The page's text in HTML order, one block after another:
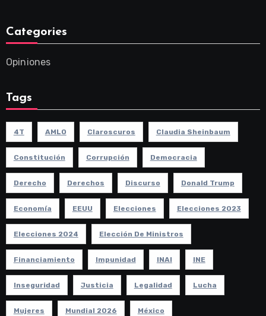
Categories
Opiniones
Tags
4T AMLO Claroscuros Claudia Sheinbaum
Constitución Corrupción Democracia
Derecho Derechos Discurso Donald Trump
Economía EEUU Elecciones Elecciones 2023
Elecciones 2024 Elección De Ministros
Financiamiento Impunidad INAI INE
Inseguridad Justicia Legalidad Lucha
Mujeres Mundial 2026 México